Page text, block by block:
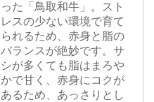
った「鳥取和牛」。スト
レスの少ない環境で育て
られるため、赤身と脂の
バランスが絶妙です。サ
シが多くても脂はまろや
かで甘く、赤身にコクが
あるため、あっさりとし